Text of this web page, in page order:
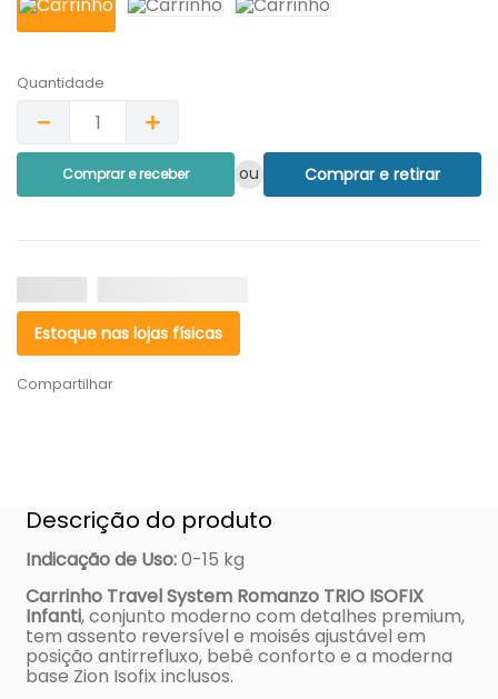
Quantidade
＋
－
Comprar e receber ou Comprar e retirar
Estoque nas lojas físicas
Compartilhar
Descrição do produto
Indicação de Uso:0-15 kg
Carrinho Travel System Romanzo TRIO ISOFIX
Infanti, conjunto moderno com detalhes premium,
tem assento reversível e moisés ajustável em
posição antirrefluxo, bebê conforto e a moderna
base Zion Isofix inclusos.